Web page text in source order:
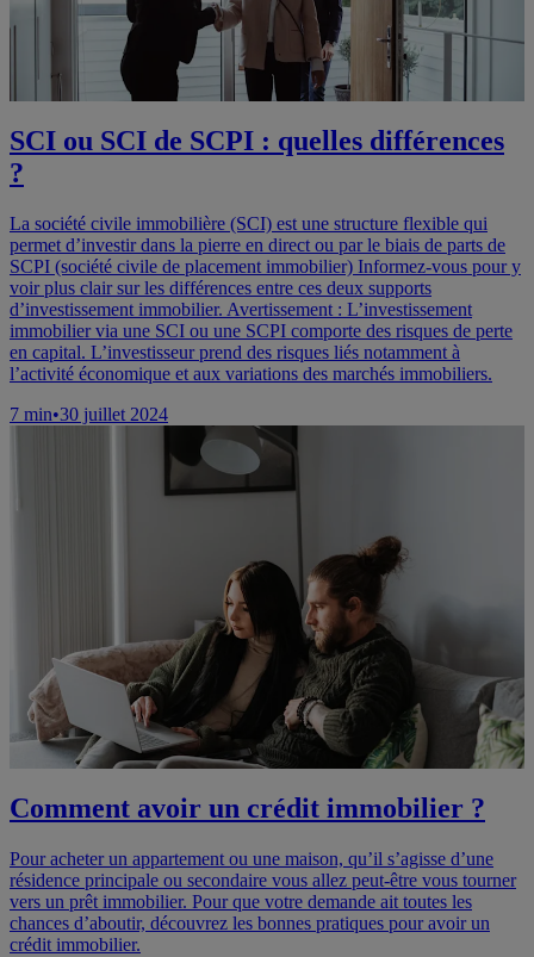
SCI ou SCI de SCPI : quelles différences
?
La société civile immobilière (SCI) est une structure flexible qui
permet d’investir dans la pierre en direct ou par le biais de parts de
SCPI (société civile de placement immobilier) Informez-vous pour y
voir plus clair sur les différences entre ces deux supports
d’investissement immobilier. Avertissement : L’investissement
immobilier via une SCI ou une SCPI comporte des risques de perte
en capital. L’investisseur prend des risques liés notamment à
l’activité économique et aux variations des marchés immobiliers.
7 min•30 juillet 2024
Comment avoir un crédit immobilier ?
Pour acheter un appartement ou une maison, qu’il s’agisse d’une
résidence principale ou secondaire vous allez peut-être vous tourner
vers un prêt immobilier. Pour que votre demande ait toutes les
chances d’aboutir, découvrez les bonnes pratiques pour avoir un
crédit immobilier.